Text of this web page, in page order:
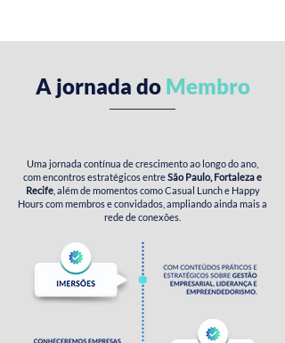
A jornada do Membro
Uma jornada contínua de crescimento ao longo do ano,
com encontros estratégicos entreSão Paulo, Fortaleza e
Recife, além de momentos como Casual Lunch e Happy
Hours com membros e convidados, ampliando ainda mais a
rede de conexões.